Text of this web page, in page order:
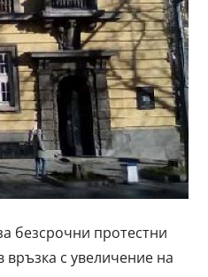
безсрочни протестни
с увеличение на